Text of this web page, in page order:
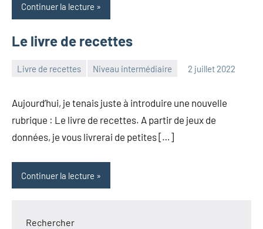
Continuer la lecture
Le livre de recettes
Livre de recettes Niveau intermédiaire 2 juillet 2022
Aujourd’hui, je tenais juste à introduire une nouvelle
rubrique : Le livre de recettes. A partir de jeux de
données, je vous livrerai de petites […]
Continuer la lecture
Rechercher